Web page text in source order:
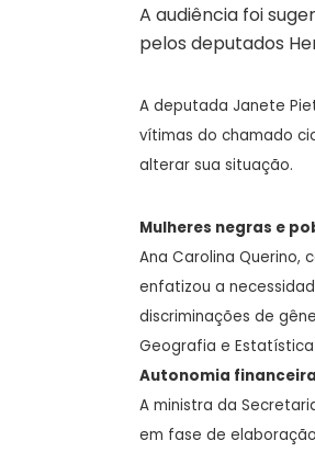
A audiência foi
pelos deputados
A deputada Janete
vítimas do chamado
alterar sua situação.
Mulheres negras e
Ana Carolina Querino,
enfatizou a
discriminações de
Geografia e
Autonomia
A ministra da
em fase de